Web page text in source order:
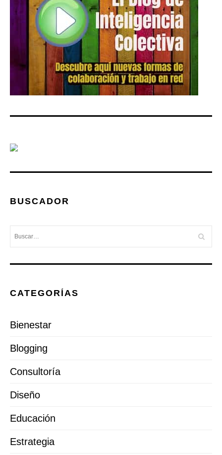
BUSCADOR
CATEGORÍAS
Bienestar
Blogging
Consultoría
Diseño
Educación
Estrategia